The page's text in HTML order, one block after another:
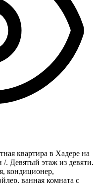
квартира в Хадере на
Девятый этаж из девяти.
кондиционер,
ванная комната с